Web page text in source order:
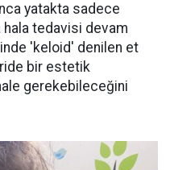
yatakta sadece
tedavisi devam
'keloid' denilen et
bir estetik
gerekebileceğini